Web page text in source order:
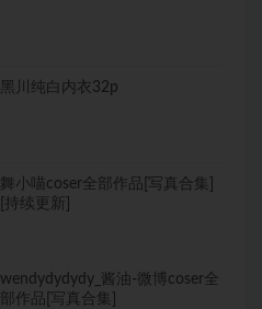
黑川纯白内衣32p
舞小喵coser全部作品[写真合集]
[持续更新]
wendydydydy_酱油-微博coser全
部作品[写真合集]